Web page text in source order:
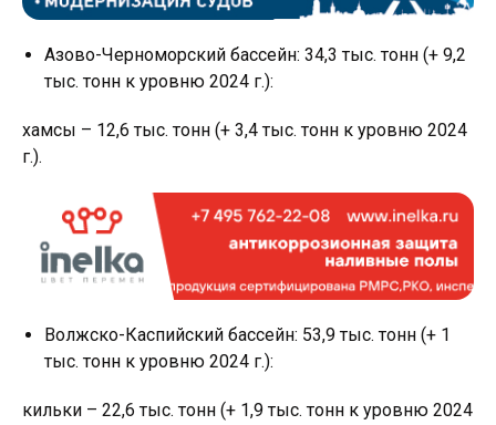
Азово-Черноморский бассейн: 34,3 тыс. тонн (+ 9,2
тыс. тонн к уровню 2024 г.):
хамсы – 12,6 тыс. тонн (+ 3,4 тыс. тонн к уровню 2024
г.).
Волжско-Каспийский бассейн: 53,9 тыс. тонн (+ 1
тыс. тонн к уровню 2024 г.):
кильки – 22,6 тыс. тонн (+ 1,9 тыс. тонн к уровню 2024